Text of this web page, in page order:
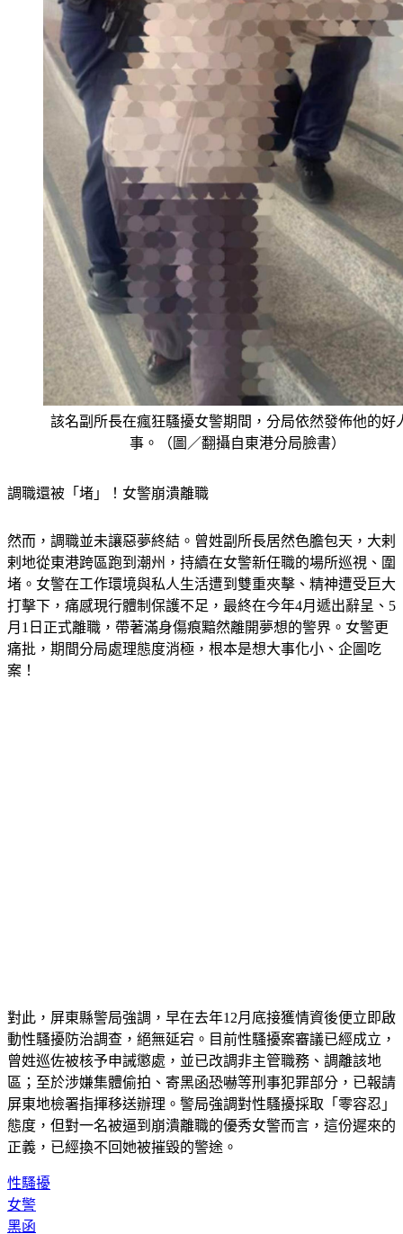
該名副所長在瘋狂騷擾女警期間，分局依然發佈他的好
然而，調職並未讓惡夢終結。曾姓副所長居然色膽包天，大剌
剌地從東港跨區跑到潮州，持續在女警新任職的場所巡視、圍
堵。女警在工作環境與私人生活遭到雙重夾擊、精神遭受巨大
打擊下，痛感現行體制保護不足，最終在今年4月遞出辭呈、5
月1日正式離職，帶著滿身傷痕黯然離開夢想的警界。女警更
痛批，期間分局處理態度消極，根本是想大事化小、企圖吃
對此，屏東縣警局強調，早在去年12月底接獲情資後便立即啟
動性騷擾防治調查，絕無延宕。目前性騷擾案審議已經成立，
曾姓巡佐被核予申誡懲處，並已改調非主管職務、調離該地
區；至於涉嫌集體偷拍、寄黑函恐嚇等刑事犯罪部分，已報請
屏東地檢署指揮移送辦理。警局強調對性騷擾採取「零容忍」
態度，但對一名被逼到崩潰離職的優秀女警而言，這份遲來的
性騷擾
女警